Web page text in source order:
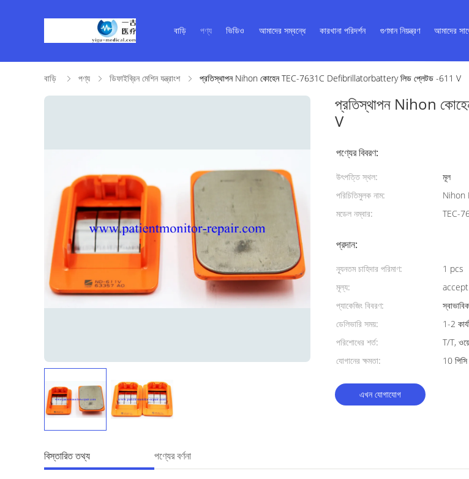
বাড়ি পণ্য ভিডিও আমাদের সম্বন্ধে কারখানা পরিদর্শন গুণমান নিয়ন্ত্রণ আমাদের
বাড়ি পণ্য ডিফাইব্রিন মেশিন যন্ত্রাংশ প্রতিস্থাপন Nihon কোহেন TEC-7631C Defibrillatorbattery লিড প্লেটড -611 V
প্রতিস্থাপন Nihon
V
পণ্যের বিবরণ:
উৎপত্তি স্থল:
মূল
পরিচিতিমুলক নাম:
Nihon
মডেল নম্বার:
TEC-
প্রদান:
ন্যূনতম চাহিদার পরিমাণ:
1 pcs
মূল্য:
প্যাকেজিং বিবরণ:
ডেলিভারি সময়:
1-2
পরিশোধের শর্ত:
T/T,
যোগানের ক্ষমতা:
10
এখন যোগাযোগ
বিস্তারিত তথ্য পণ্যের বর্ণনা